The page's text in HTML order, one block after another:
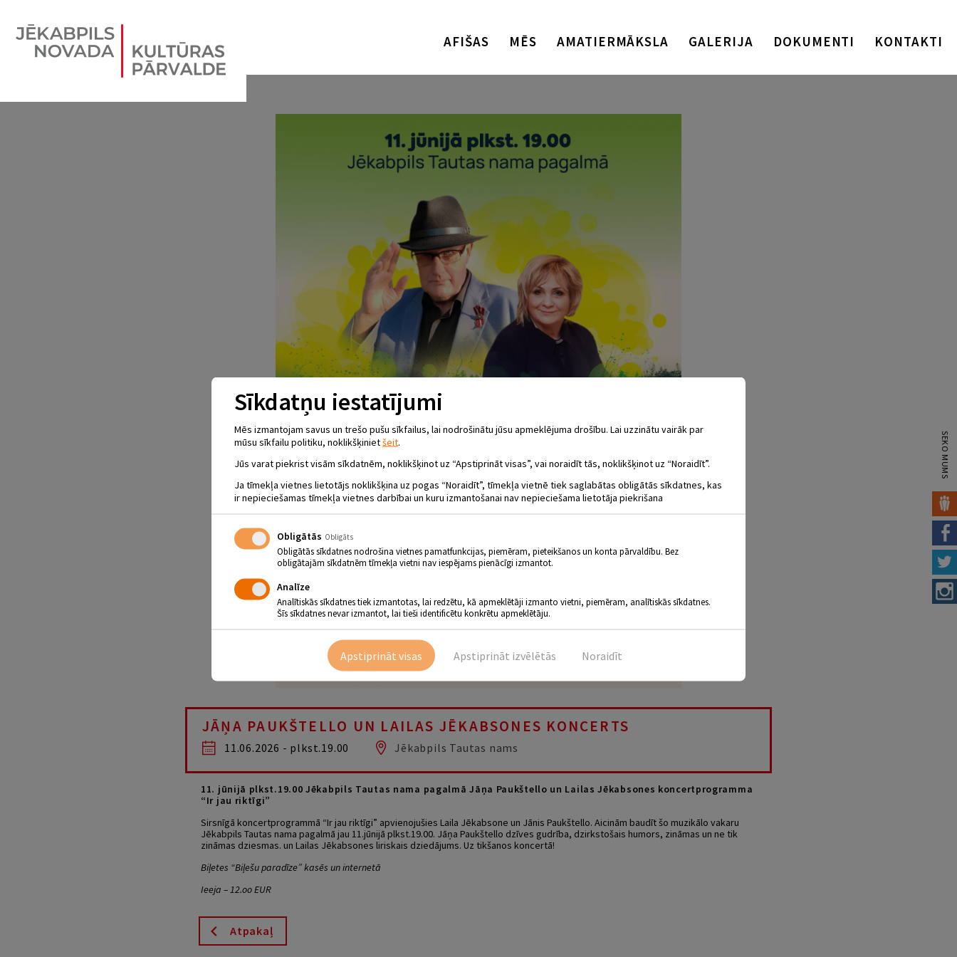
AFIŠAS MĒS AMATIERMĀKSLA GALERIJA DOKUMENTI KONTAKTI
JĀŅA PAUKŠTELLO UN LAILAS JĒKABSONES KONCERTS
11.06.2026 - plkst.19.00 Jēkabpils Tautas nams
11. jūnijā plkst.19.00 Jēkabpils Tautas nama pagalmā Jāņa Paukštello un Lailas Jēkabsones koncertprogramma
“Ir jau riktīgi”
Sirsnīgā koncertprogrammā “Ir jau riktīgi” apvienojušies Laila Jēkabsone un Jānis Paukštello. Aicinām baudīt šo muzikālo vakaru
Jēkabpils Tautas nama pagalmā jau 11.jūnijā plkst.19.00. Jāņa Paukštello dzīves gudrība, dzirkstošais humors, zināmas un ne tik
zināmas dziesmas. un Lailas Jēkabsones liriskais dziedājums. Uz tikšanos koncertā!
Biļetes “Biļešu paradīze” kasēs un internetā
Ieeja – 12.oo EUR
Atpakaļ
SEKO MUMS
Sīkdatņu iestatījumi
Mēs izmantojam savus un trešo pušu sīkfailus, lai nodrošinātu jūsu apmeklējuma drošību. Lai uzzinātu vairāk par
mūsu sīkfailu politiku, noklikšķinietšeit.
Jūs varat piekrist visām sīkdatnēm, noklikšķinot uz “Apstiprināt visas”, vai noraidīt tās, noklikšķinot uz “Noraidīt”.
Ja tīmekļa vietnes lietotājs noklikšķina uz pogas “Noraidīt”, tīmekļa vietnē tiek saglabātas obligātās sīkdatnes, kas
ir nepieciešamas tīmekļa vietnes darbībai un kuru izmantošanai nav nepieciešama lietotāja piekrišana
Obligātās Obligāts
Obligātās sīkdatnes nodrošina vietnes pamatfunkcijas, piemēram, pieteikšanos un konta pārvaldību. Bez
obligātajām sīkdatnēm tīmekļa vietni nav iespējams pienācīgi izmantot.
Analīze
Analītiskās sīkdatnes tiek izmantotas, lai redzētu, kā apmeklētāji izmanto vietni, piemēram, analītiskās sīkdatnes.
Šīs sīkdatnes nevar izmantot, lai tieši identificētu konkrētu apmeklētāju.
Noraidīt
Apstiprināt izvēlētās
Apstiprināt visas